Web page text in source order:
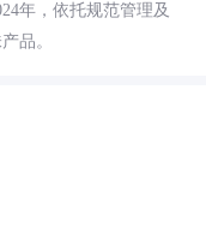
年，依托规范管理及
品。